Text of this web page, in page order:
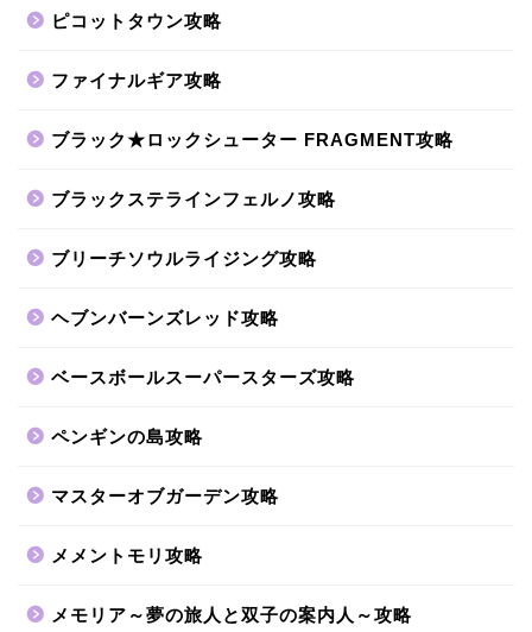
ピコットタウン攻略
ファイナルギア攻略
ブラック★ロックシューター FRAGMENT攻略
ブラックステラインフェルノ攻略
ブリーチソウルライジング攻略
ヘブンバーンズレッド攻略
ベースボールスーパースターズ攻略
ペンギンの島攻略
マスターオブガーデン攻略
メメントモリ攻略
メモリア～夢の旅人と双子の案内人～攻略